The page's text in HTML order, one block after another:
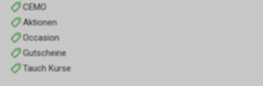
CEMO
Aktionen
Occasion
Gutscheine
Tauch Kurse